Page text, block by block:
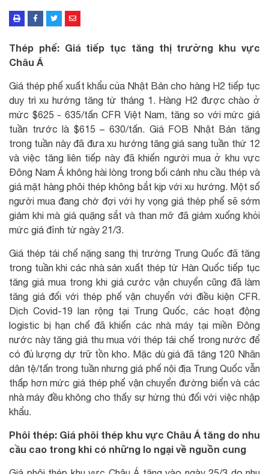
Thép phế: Giá tiếp tục tăng thị trường khu vực
Châu Á
Giá thép phế xuất khẩu của Nhật Bản cho hàng H2 tiếp tục
duy trì xu hướng tăng từ tháng 1. Hàng H2 được chào ở
mức $625 - 635/tấn CFR Việt Nam, tăng so với mức giá
tuần trước là $615 – 630/tấn. Giá FOB Nhật Bản tăng
trong tuần này đã đưa xu hướng tăng giá sang tuần thứ 12
và việc tăng liên tiếp này đã khiến người mua ở khu vực
Đông Nam Á không hài lòng trong bối cảnh nhu cầu thép và
giá mặt hàng phôi thép không bắt kịp với xu hướng. Một số
người mua đang chờ đợi với hy vọng giá thép phế sẽ sớm
giảm khi mà giá quặng sắt và than mỡ đã giảm xuống khỏi
mức giá đỉnh từ ngày 21/3.
Giá thép tái chế nặng sang thị trường Trung Quốc đã tăng
trong tuần khi các nhà sản xuất thép từ Hàn Quốc tiếp tục
tăng giá mua trong khi giá cước vận chuyển cũng đã làm
tăng giá đối với thép phế vận chuyển với điều kiện CFR.
Dịch Covid-19 lan rộng tại Trung Quốc, các hoạt động
logistic bị hạn chế đã khiến các nhà máy tại miền Đông
nước này tăng giá thu mua với thép tái chế trong nước để
có đủ lượng dự trữ tồn kho. Mặc dù giá đã tăng 120 Nhân
dân tệ/tấn trong tuần nhưng giá phế nội địa Trung Quốc vẫn
thấp hơn mức giá thép phế vận chuyển đường biển và các
nhà máy đều không cho thấy sự hứng thú đối với việc nhập
khẩu.
Phôi thép: Giá phôi thép khu vực Châu Á tăng do nhu
cầu cao trong khi có những lo ngại về nguồn cung